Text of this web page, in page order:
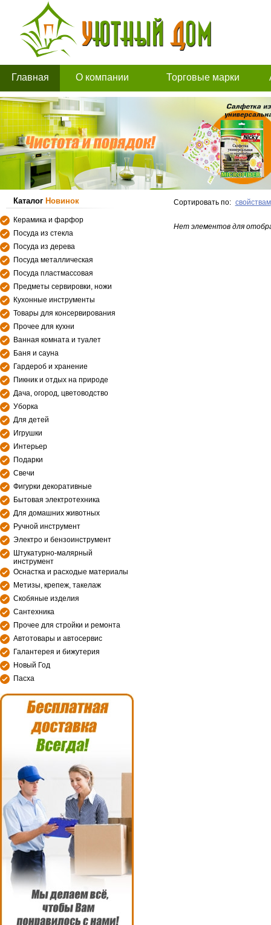
Главная О компании Торговые марки
Каталог Новинок
Керамика и фарфор
Посуда из стекла
Посуда из дерева
Посуда металлическая
Посуда пластмассовая
Предметы сервировки, ножи
Кухонные инструменты
Товары для консервирования
Прочее для кухни
Ванная комната и туалет
Баня и сауна
Гардероб и хранение
Пикник и отдых на природе
Дача, огород, цветоводство
Уборка
Для детей
Игрушки
Интерьер
Подарки
Свечи
Фигурки декоративные
Бытовая электротехника
Для домашних животных
Ручной инструмент
Электро и бензоинструмент
Штукатурно-малярный
инструмент
Оснастка и расходые материалы
Метизы, крепеж, такелаж
Скобяные изделия
Сантехника
Прочее для стройки и ремонта
Автотовары и автосервис
Галантерея и бижутерия
Новый Год
Пасха
Сортировать по: свойствам
Нет элементов для